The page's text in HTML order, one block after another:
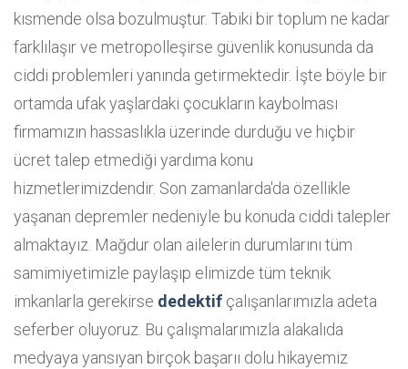
kısmende olsa bozulmuştur. Tabiki bir toplum ne kadar
farklılaşır ve metropolleşirse güvenlik konusunda da
ciddi problemleri yanında getirmektedir. İşte böyle bir
ortamda ufak yaşlardaki çocukların kaybolması
firmamızın hassaslıkla üzerinde durduğu ve hiçbir
ücret talep etmediği yardıma konu
hizmetlerimizdendir. Son zamanlarda'da özellikle
yaşanan depremler nedeniyle bu konuda ciddi talepler
almaktayız. Mağdur olan ailelerin durumlarını tüm
samimiyetimizle paylaşıp elimizde tüm teknik
imkanlarla gerekirse dedektif çalışanlarımızla adeta
seferber oluyoruz. Bu çalışmalarımızla alakalıda
medyaya yansıyan birçok başarıı dolu hikayemiz